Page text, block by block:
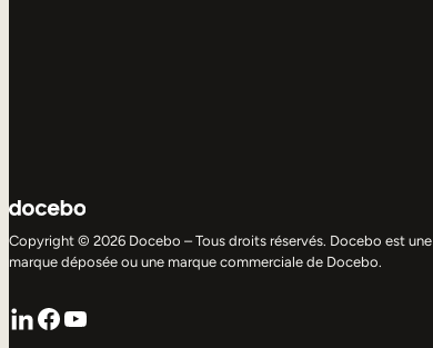
Copyright © 2026 Docebo – Tous droits réservés. Docebo est une
marque déposée ou une marque commerciale de Docebo.
LinkedIn
Facebook
YouTube